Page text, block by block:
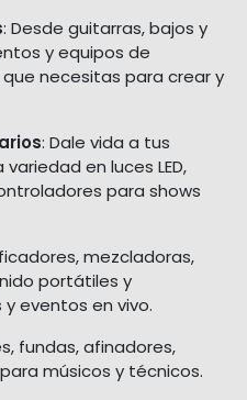
: Desde guitarras, bajos y
y equipos de
necesitas para crear y
: Dale vida a tus
en luces LED,
para shows
mezcladoras,
portátiles y
eventos en vivo.
fundas, afinadores,
músicos y técnicos.